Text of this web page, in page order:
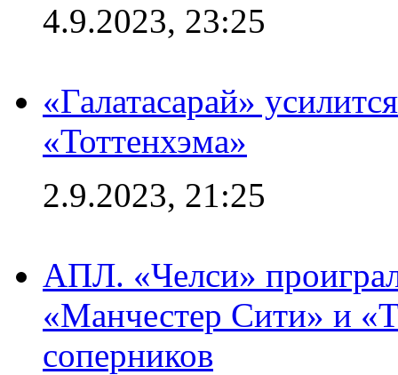
4.9.2023, 23:25
«Галатасарай»
«Тоттенхэма»
2.9.2023, 21:25
АПЛ. «Челси»
«Манчестер Сити» и
соперников